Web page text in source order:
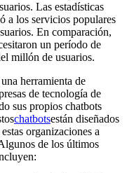
Las estadísticas
a los servicios populares
En comparación,
un período de
millón de usuarios.
herramienta de
de tecnología de
sus propios chatbots
chatbotsestán diseñados
organizaciones a
de los últimos